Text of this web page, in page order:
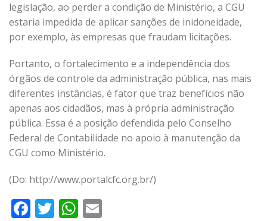
legislação, ao perder a condição de Ministério, a CGU
estaria impedida de aplicar sanções de inidoneidade,
por exemplo, às empresas que fraudam licitações.
Portanto, o fortalecimento e a independência dos
órgãos de controle da administração pública, nas mais
diferentes instâncias, é fator que traz benefícios não
apenas aos cidadãos, mas à própria administração
pública. Essa é a posição defendida pelo Conselho
Federal de Contabilidade no apoio à manutenção da
CGU como Ministério.
(Do: http://www.portalcfc.org.br/)
Facebook
TwitterWhatsApp